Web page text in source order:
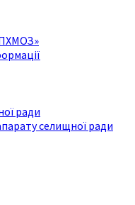
ради
селищної ради